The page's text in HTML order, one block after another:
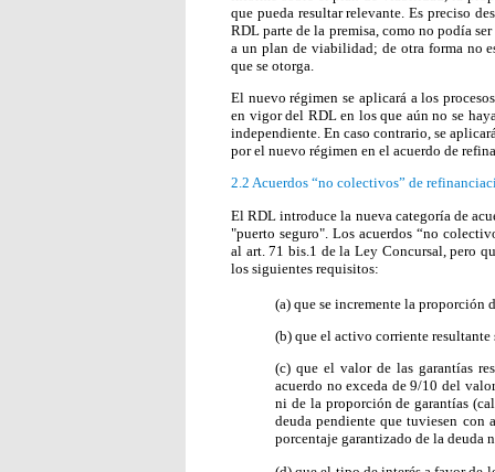
que pueda resultar relevante. Es preciso
RDL parte de la premisa, como no podía
a un plan de viabilidad; de otra forma no
que se otorga.
El nuevo régimen se aplicará a los
en vigor del RDL en los que aún no se
independiente. En caso contrario, se
por el nuevo régimen en el acuerdo de
2.2 Acuerdos “no colectivos” de
El RDL introduce la nueva categoría de
"puerto seguro". Los acuerdos “no
al art. 71 bis.1 de la Ley Concursal, pero
los siguientes requisitos:
(a) que se incremente la proporción
(b) que el activo corriente
(c) que el valor de las garantías
acuerdo no exceda de 9/10 del
ni de la proporción de garantías
deuda pendiente que tuviesen con
porcentaje garantizado de la deuda